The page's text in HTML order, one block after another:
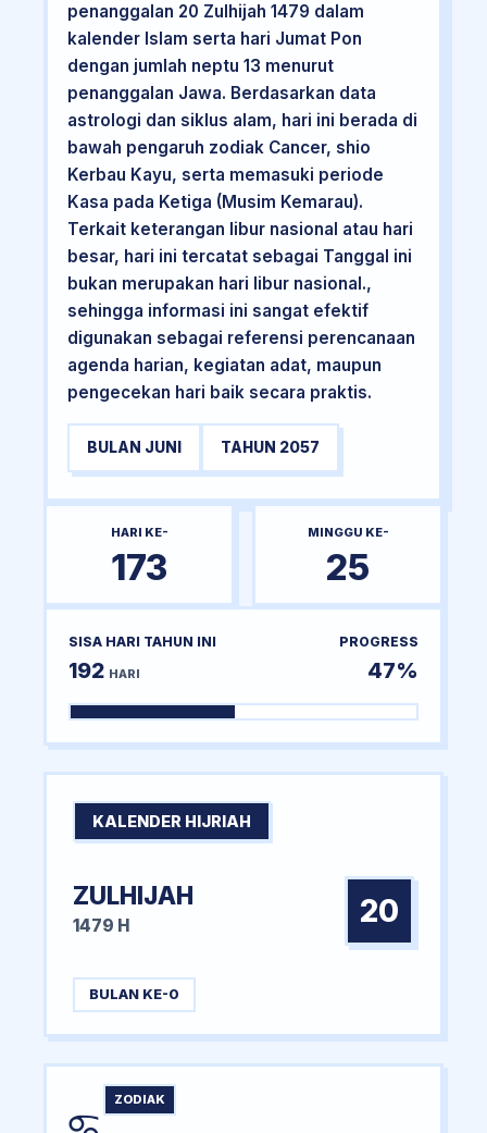
penanggalan 20 Zulhijah 1479 dalam
kalender Islam serta hari Jumat Pon
dengan jumlah neptu 13 menurut
penanggalan Jawa. Berdasarkan data
astrologi dan siklus alam, hari ini berada di
bawah pengaruh zodiak Cancer, shio
Kerbau Kayu, serta memasuki periode
Kasa pada Ketiga (Musim Kemarau).
Terkait keterangan libur nasional atau hari
besar, hari ini tercatat sebagai Tanggal ini
bukan merupakan hari libur nasional.,
sehingga informasi ini sangat efektif
digunakan sebagai referensi perencanaan
agenda harian, kegiatan adat, maupun
pengecekan hari baik secara praktis.
BULAN JUNI TAHUN 2057
HARI KE-
173
MINGGU KE-
25
SISA HARI TAHUN INI
192 HARI
PROGRESS
47%
KALENDER HIJRIAH
ZULHIJAH
1479 H 20
BULAN KE-0
ZODIAK